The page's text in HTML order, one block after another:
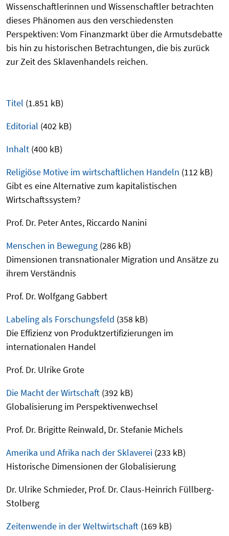
Wissenschaftlerinnen und Wissenschaftler betrachten
dieses Phänomen aus den verschiedensten
Perspektiven: Vom Finanzmarkt über die Armutsdebatte
bis hin zu historischen Betrachtungen, die bis zurück
zur Zeit des Sklavenhandels reichen.
Titel (1.851 kB)
Editorial (402 kB)
Inhalt (400 kB)
Religiöse Motive im wirtschaftlichen Handeln (112 kB)
Gibt es eine Alternative zum kapitalistischen
Wirtschaftssystem?
Prof. Dr. Peter Antes, Riccardo Nanini
Menschen in Bewegung (286 kB)
Dimensionen transnationaler Migration und Ansätze zu
ihrem Verständnis
Prof. Dr. Wolfgang Gabbert
Labeling als Forschungsfeld (358 kB)
Die Effizienz von Produktzertifizierungen im
internationalen Handel
Prof. Dr. Ulrike Grote
Die Macht der Wirtschaft (392 kB)
Globalisierung im Perspektivenwechsel
Prof. Dr. Brigitte Reinwald, Dr. Stefanie Michels
Amerika und Afrika nach der Sklaverei (233 kB)
Historische Dimensionen der Globalisierung
Dr. Ulrike Schmieder, Prof. Dr. Claus-Heinrich Füllberg-
Stolberg
Zeitenwende in der Weltwirtschaft (169 kB)